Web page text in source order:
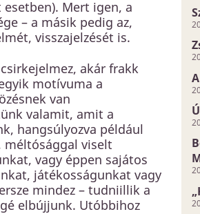
Mert igen, a
– a másik pedig az,
visszajelzését is.
akár frakk
motívuma a
van
valamit, amit a
hangsúlyozva például
méltósággal viselt
vagy éppen sajátos
játékosságunkat vagy
mindez – tudniillik a
elbújjunk. Utóbbihoz